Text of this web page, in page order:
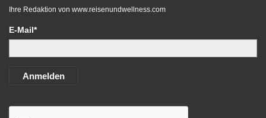
Ihre Redaktion von www.reisenundwellness.com
E-Mail*
Anmelden